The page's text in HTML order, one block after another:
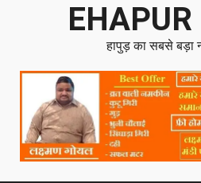
EHAPUR
हापुड़ का सबसे बड़ा